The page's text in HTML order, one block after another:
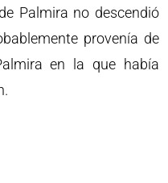
Palmira no descendió
provenía de
en la que había